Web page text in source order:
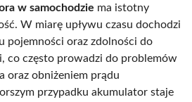
w samochodzie ma istotny
W miarę upływu czasu dochodzi
pojemności oraz zdolności do
co często prowadzi do problemów
oraz obniżeniem prądu
przypadku akumulator staje